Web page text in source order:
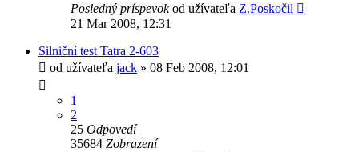
Posledný príspevokod užívateľa Z.Poskočil
21 Mar 2008, 12:31
Silniční test Tatra 2-603
od užívateľa jack » 08 Feb 2008, 12:01
1
2
25 Odpovedí
35684 Zobrazení